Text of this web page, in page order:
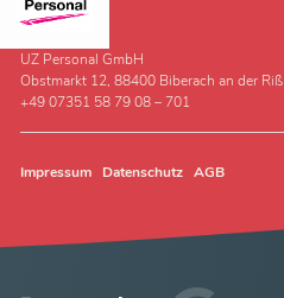
UZ Personal GmbH
Obstmarkt 12, 88400 Biberach an der Riß
+49 07351 58 79 08 – 701
Impressum Datenschutz AGB